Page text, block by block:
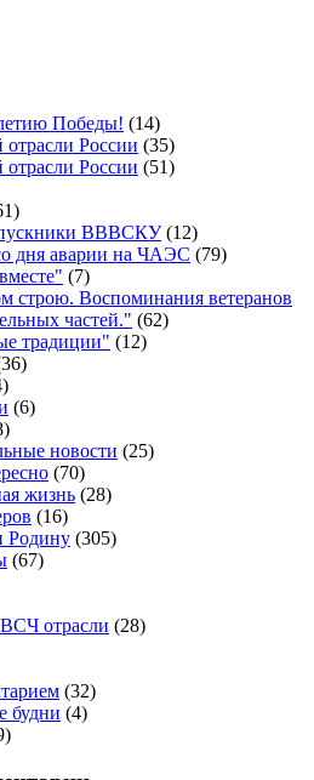
Победы! (14)
отрасли России (35)
отрасли России (51)
ВВВСКУ(12)
дня аварии на ЧАЭС (79)
(7)
строю. Воспоминания ветеранов
частей." (62)
традиции" (12)
(6)
новости (25)
(70)
жизнь (28)
(16)
Родину (305)
(67)
отрасли (28)
(32)
будни (4)